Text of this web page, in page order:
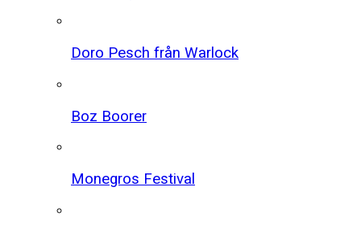
Doro Pesch från Warlock
Boz Boorer
Monegros Festival